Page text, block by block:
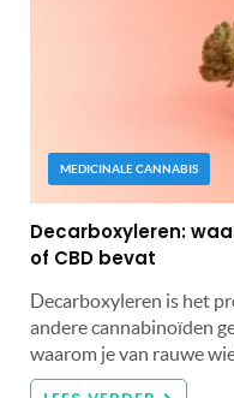
MEDICINALE CANNABIS
Decarboxyleren:
of CBD bevat
Decarboxyleren is het
andere cannabinoïden
waarom je van rauwe